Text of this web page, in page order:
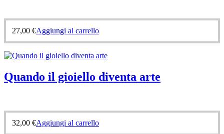
27,00 €Aggiungi al carrello
Quando il gioiello diventa arte
32,00 €Aggiungi al carrello